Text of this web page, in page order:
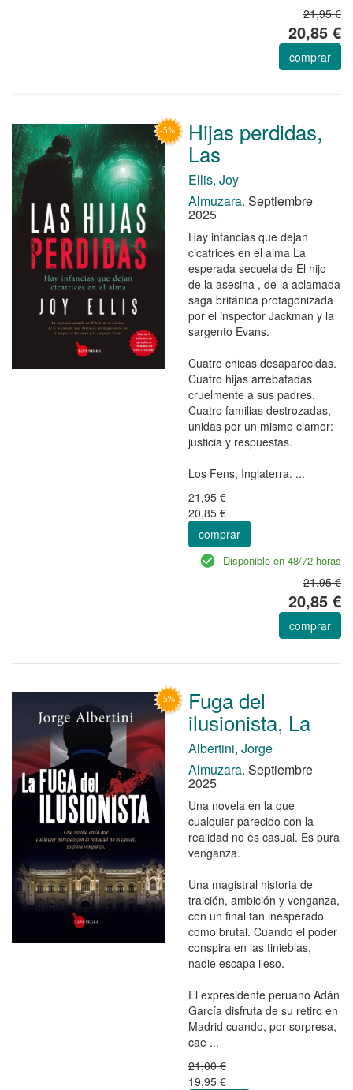
21,95 €
20,85 €
comprar
Hijas perdidas,
Las
Ellis, Joy
Almuzara. Septiembre
2025
Hay infancias que dejan
cicatrices en el alma La
esperada secuela de El hijo
de la asesina , de la aclamada
saga británica protagonizada
por el inspector Jackman y la
sargento Evans.
Cuatro chicas desaparecidas.
Cuatro hijas arrebatadas
cruelmente a sus padres.
Cuatro familias destrozadas,
unidas por un mismo clamor:
justicia y respuestas.
Los Fens, Inglaterra. ...
21,95 €
20,85 €
comprar
Disponible en 48/72 horas
21,95 €
20,85 €
comprar
Fuga del
ilusionista, La
Albertini, Jorge
Almuzara. Septiembre
2025
Una novela en la que
cualquier parecido con la
realidad no es casual. Es pura
venganza.
Una magistral historia de
traición, ambición y venganza,
con un final tan inesperado
como brutal. Cuando el poder
conspira en las tinieblas,
nadie escapa ileso.
El expresidente peruano Adán
García disfruta de su retiro en
Madrid cuando, por sorpresa,
cae ...
21,00 €
19,95 €